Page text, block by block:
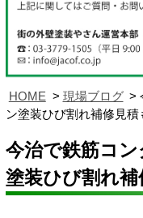
HOME 現場ブログ
ン塗装ひび割れ補修見積
今治で鉄筋コ
塗装ひび割れ補